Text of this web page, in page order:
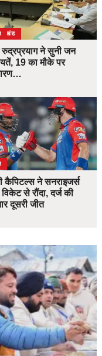
रुद्रप्रयाग ने सुनी जन
19 का मौके पर
कैपिटल्स ने सनराइजर्स
से रौंदा, दर्ज की
दूसरी जीत